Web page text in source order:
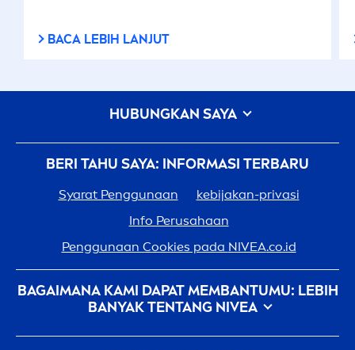
BACA LEBIH LANJUT
BERI TAHU SAYA: INFORMASI TERBARU
Syarat Penggunaan
kebijakan-privasi
Info Perusahaan
Penggunaan Cookies pada NIVEA.co.id
BAGAIMANA KAMI DAPAT MEMBANTUMU: LEBIH
BANYAK TENTANG NIVEA
SejarahNIVEA- 100 Tahun Dalam Pembuatannya
HUBUNGKAN SAYA